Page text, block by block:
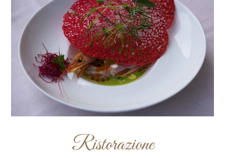
Ristorazione